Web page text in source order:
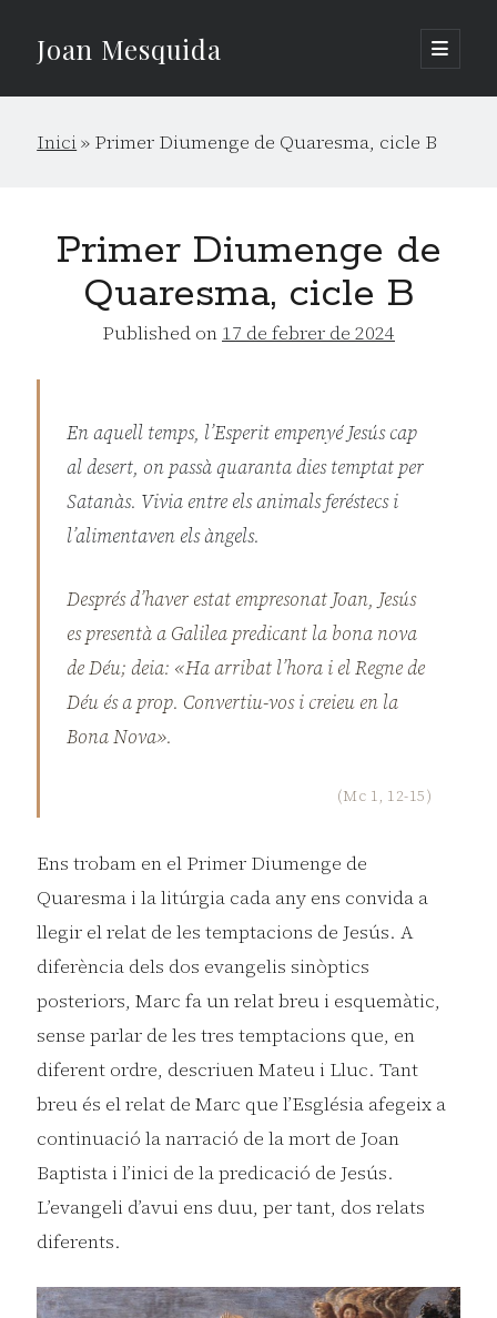
Joan Mesquida
open
primary
Sidebar
Cerca
Inici » Primer Diumenge de Quaresma, cicle B
Primer Diumenge de
Quaresma, cicle B
Published on 17 de febrer de 2024
En aquell temps, l’Esperit empenyé Jesús cap
al desert, on passà quaranta dies temptat per
Satanàs. Vivia entre els animals feréstecs i
l’alimentaven els àngels.
Després d’haver estat empresonat Joan, Jesús
es presentà a Galilea predicant la bona nova
de Déu; deia: «Ha arribat l’hora i el Regne de
Déu és a prop. Convertiu-vos i creieu en la
Bona Nova».
(Mc 1, 12-15)
Ens trobam en el Primer Diumenge de
Quaresma i la litúrgia cada any ens convida a
llegir el relat de les temptacions de Jesús. A
diferència dels dos evangelis sinòptics
posteriors, Marc fa un relat breu i esquemàtic,
sense parlar de les tres temptacions que, en
diferent ordre, descriuen Mateu i Lluc. Tant
breu és el relat de Marc que l’Església afegeix a
continuació la narració de la mort de Joan
Baptista i l’inici de la predicació de Jesús.
L’evangeli d’avui ens duu, per tant, dos relats
diferents.